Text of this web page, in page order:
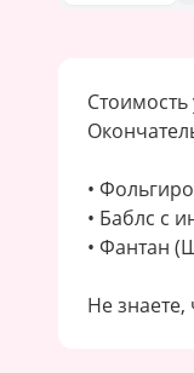
Стоимость
•
• Баблс с
• Фантан
Не